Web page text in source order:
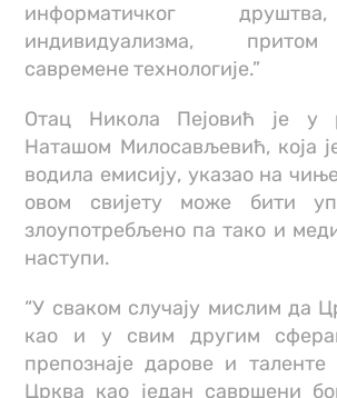
информатичког
индивидуализма,
савремене технологије.”
Отац Никола Пејовић је у
Наташом Милосављевић, која
водила емисију, указао на
овом свијету може бити
злоупотребљено па тако и
наступи.
“У сваком случају мислим да
као и у свим другим
препознаје дарове и
Црква као један савршени